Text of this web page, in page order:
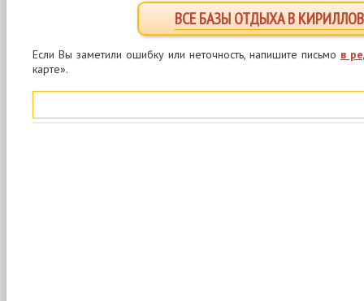
ВСЕ БАЗЫ ОТДЫХА В
Если Вы заметили ошибку или неточность, напишите письмо в
карте».